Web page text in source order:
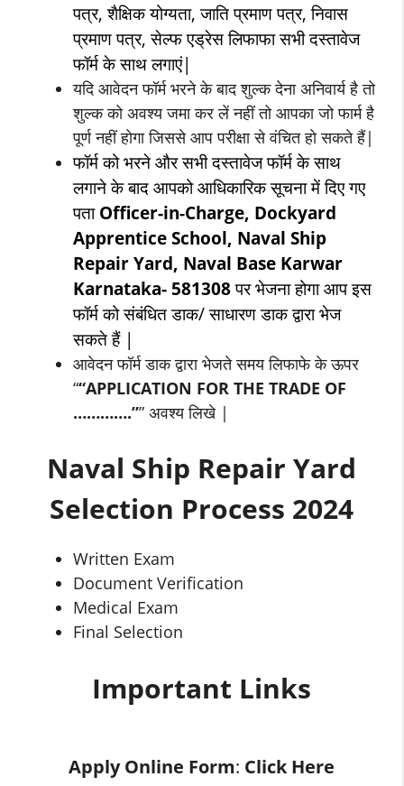
पत्र, शैक्षिक योग्यता, जाति प्रमाण पत्र, निवास
प्रमाण पत्र, सेल्फ एड्रेस लिफाफा सभी दस्तावेज
फॉर्म के साथ लगाएं|
यदि आवेदन फॉर्म भरने के बाद शुल्क देना अनिवार्य है तो
शुल्क को अवश्य जमा कर लें नहीं तो आपका जो फार्म है
पूर्ण नहीं होगा जिससे आप परीक्षा से वंचित हो सकते हैं|
फॉर्म को भरने और सभी दस्तावेज फॉर्म के साथ
लगाने के बाद आपको आधिकारिक सूचना में दिए गए
पता Officer-in-Charge, Dockyard
Apprentice School, Naval Ship
Repair Yard, Naval Base Karwar
Karnataka- 581308पर भेजना होगा आप इस
फॉर्म को संबंधित डाक/ साधारण डाक द्वारा भेज
सकते हैं |
आवेदन फॉर्म डाक द्वारा भेजते समय लिफाफे के ऊपर
““APPLICATION FOR THE TRADE OF
………….”” अवश्य लिखे |
Naval Ship Repair Yard
Selection Process 2024
Written Exam
Document Verification
Medical Exam
Final Selection
Important Links
Apply Online Form: Click Here